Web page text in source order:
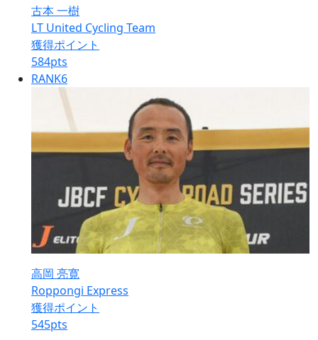
古本 一樹
LT United Cycling Team
獲得ポイント
584pts
RANK6
高岡 亮寛
Roppongi Express
獲得ポイント
545pts